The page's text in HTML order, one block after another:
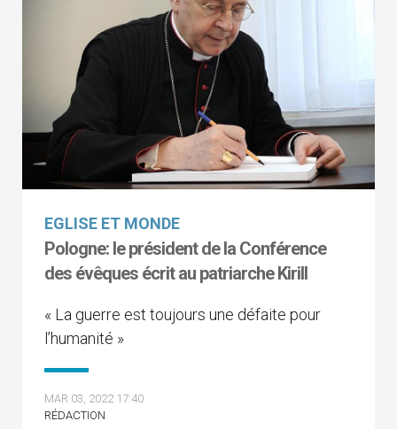
EGLISE ET MONDE
Pologne: le président de la Conférence
des évêques écrit au patriarche Kirill
« La guerre est toujours une défaite pour
l’humanité »
MAR 03, 2022 17:40
RÉDACTION